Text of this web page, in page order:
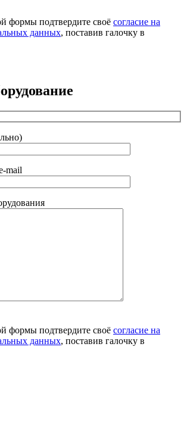
формы подтвердите своё согласие на
данных, поставив галочку в
mail
формы подтвердите своё согласие на
данных, поставив галочку в